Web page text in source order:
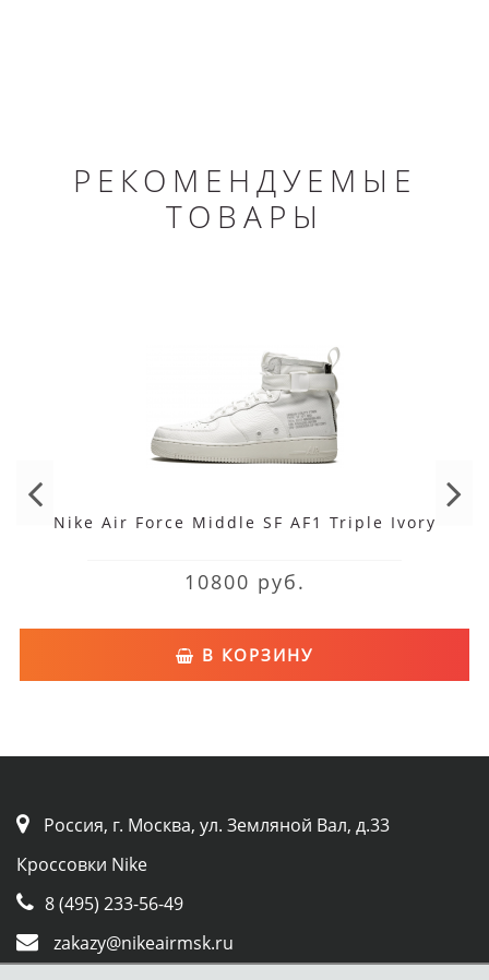
РЕКОМЕНДУЕМЫЕ
ТОВАРЫ
Nike Air Force Middle SF AF1 Triple Ivory
10800 руб.
В КОРЗИНУ
Россия, г. Москва, ул. Земляной Вал, д.33
Кроссовки Nike
8 (495) 233-56-49
zakazy@nikeairmsk.ru